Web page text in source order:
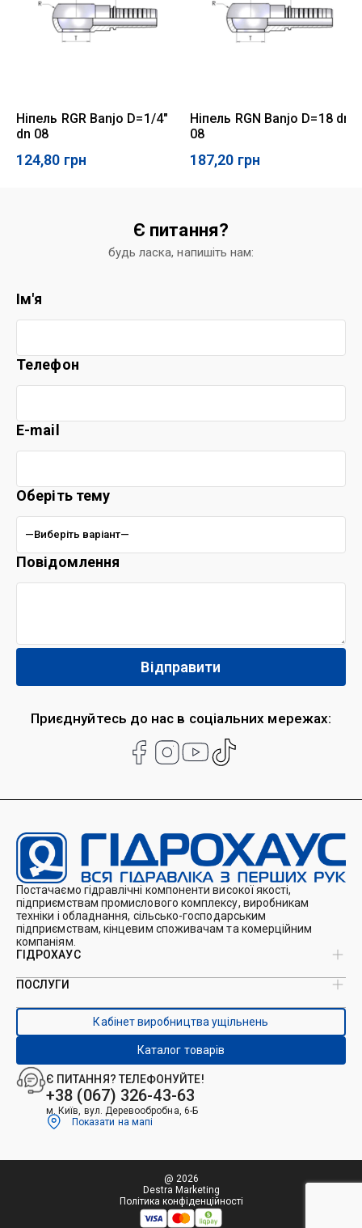
Ніпель RGR Banjo D=1/4"
dn 08
124,80 грн
Ніпель RGN Banjo D=18 dn
08
187,20 грн
Є питання?
будь ласка, напишіть нам:
Приєднуйтесь до нас в соціальних мережах:
Ім'я
Телефон
E-mail
Оберіть тему
Повідомлення
Постачаємо гідравлічні компоненти високої якості,
підприємствам промислового комплексу, виробникам
техніки і обладнання, сільсько-господарським
підприємствам, кінцевим споживачам та комерційним
компаніям.
Є ПИТАННЯ? ТЕЛЕФОНУЙТЕ!
+38 (067) 326-43-63
м. Київ, вул. Деревообробна, 6-Б
Показати на мапі
ГІДРОХАУС
Про нас
Каталоги
Контакти
ПОСЛУГИ
Виробництво ущільнень
Виробництво гідроциліндрів
Ремонт гідроциліндрів
Ремонт і виготовлення РВТ
Ремонт техніки
Гідрофікація авто
Кабінет виробництва ущільнень
Каталог товарів
@ 2026
Destra Marketing
Політика конфіденційності